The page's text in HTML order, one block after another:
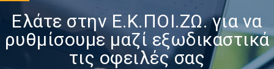
Ελάτε στην Ε.Κ.ΠΟΙ.ΖΩ. για να
ρυθμίσουμε μαζί εξωδικαστικά
τις οφειλές σας